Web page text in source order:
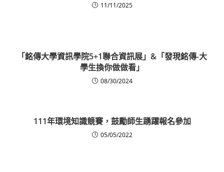
11/11/2025
「銘傳大學資訊學院5+1聯合資訊展」&「發現銘傳-大
學生換你做做看」
08/30/2024
111年環境知識競賽，鼓勵師生踴躍報名參加
05/05/2022